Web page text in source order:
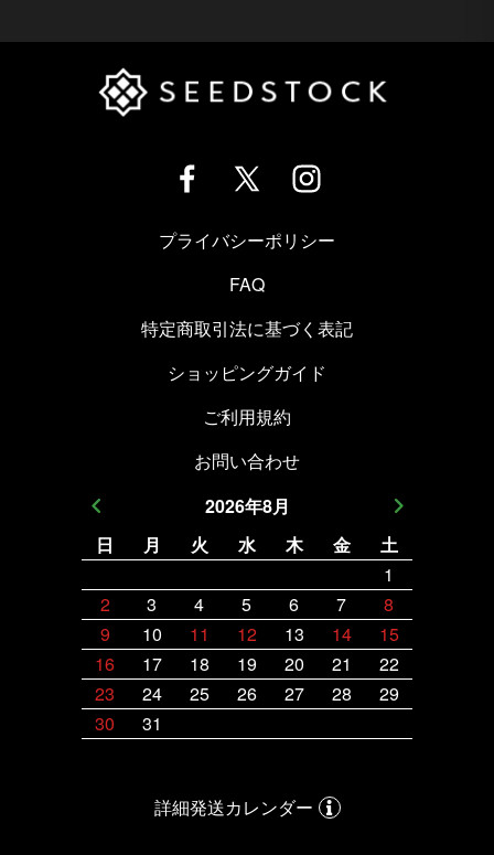
プライバシーポリシー
FAQ
特定商取引法に基づく表記
ショッピングガイド
ご利用規約
お問い合わせ
2026年8月
日
月 火 水 木 金
土
1
2
3 4 5 6 7
8
9
10 11 12 13 14
15
16
17 18 19 20 21
22
23
24 25 26 27 28
29
30
31
詳細発送カレンダー